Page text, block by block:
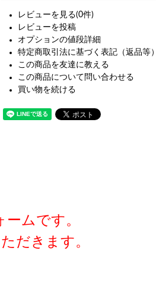
レビューを見る(0件)
レビューを投稿
オプションの値段詳細
特定商取引法に基づく表記（返品等）
この商品を友達に教える
この商品について問い合わせる
買い物を続ける
ムです。
だきます。